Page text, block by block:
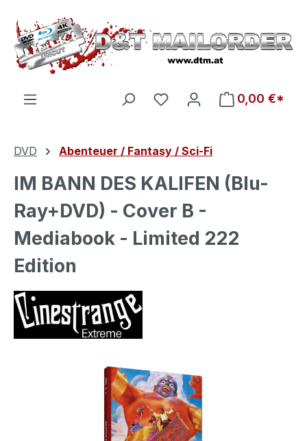
Zum Hauptinhalt springen
Du hast 0 Produkte auf
0,00 €*
DVD Abenteuer / Fantasy / Sci-Fi
IM BANN DES KALIFEN (Blu-
Ray+DVD) - Cover B -
Mediabook - Limited 222
Edition
Bildergalerie überspringen